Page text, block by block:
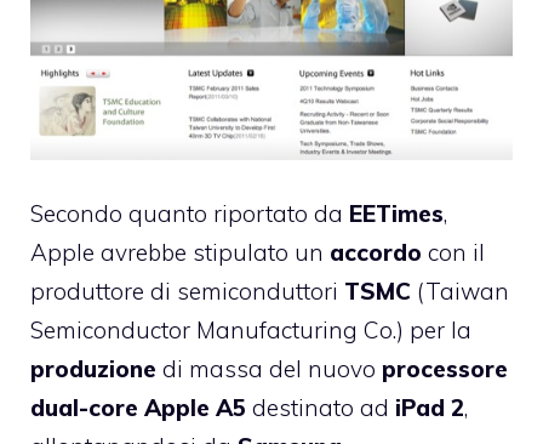
Secondo quanto riportato da EETimes,
Apple avrebbe stipulato un accordo con il
produttore di semiconduttori TSMC (Taiwan
Semiconductor Manufacturing Co.) per la
produzione di massa del nuovo processore
dual-core Apple A5 destinato ad iPad 2,